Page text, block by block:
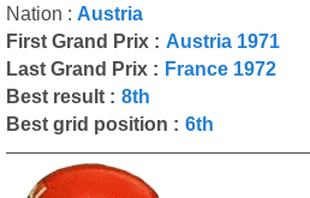
Nation : Austria
First Grand Prix : Austria 1971
Last Grand Prix : France 1972
Best result : 8th
Best grid position : 6th